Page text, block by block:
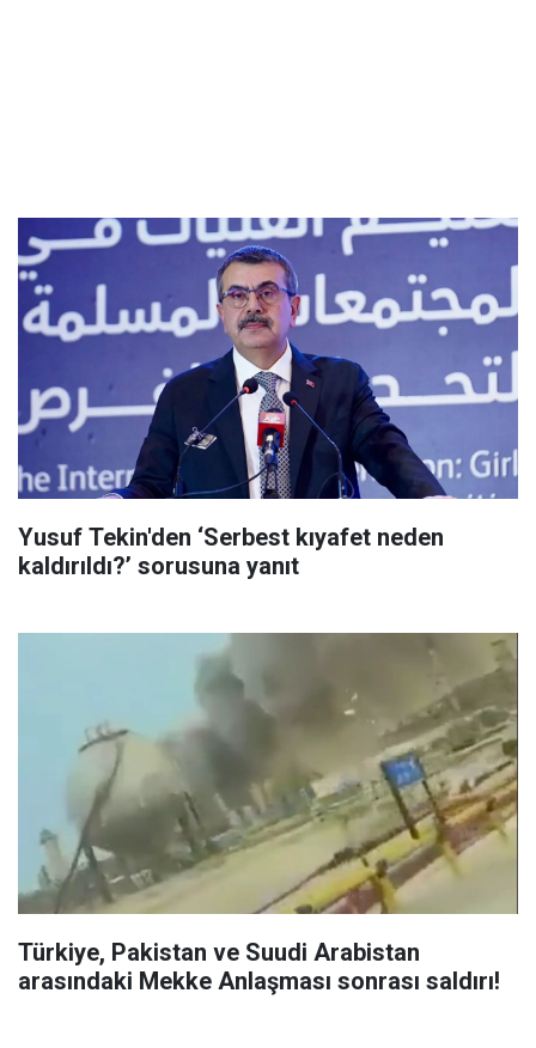
Yusuf Tekin'den ‘Serbest kıyafet neden
kaldırıldı?’ sorusuna yanıt
Türkiye, Pakistan ve Suudi Arabistan
arasındaki Mekke Anlaşması sonrası saldırı!